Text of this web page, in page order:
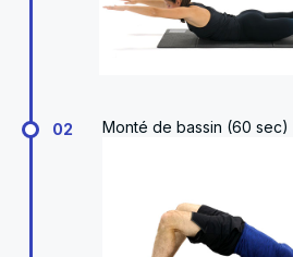
02 Monté de bassin (60 sec)